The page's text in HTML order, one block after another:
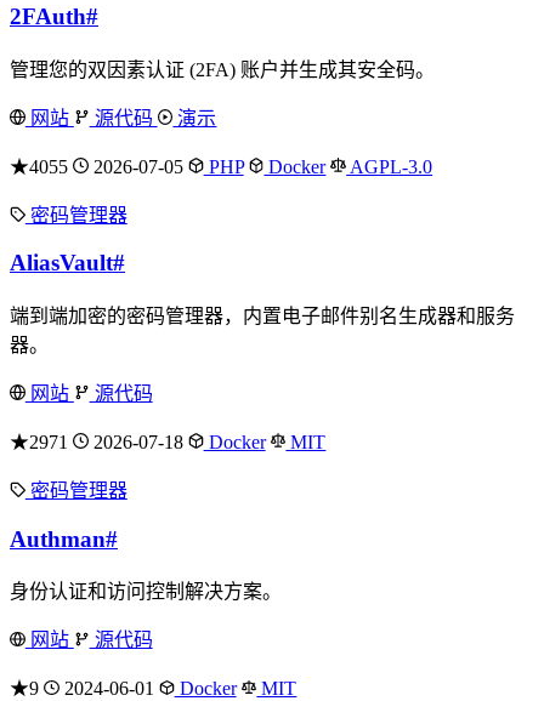
2FAuth#
管理您的双因素认证 (2FA) 账户并生成其安全码。
网站 源代码 演示
★4055 2026-07-05 PHP Docker AGPL-3.0
密码管理器
AliasVault#
端到端加密的密码管理器，内置电子邮件别名生成器和服务
器。
网站 源代码
★2971 2026-07-18 Docker MIT
密码管理器
Authman#
身份认证和访问控制解决方案。
网站 源代码
★9 2024-06-01 Docker MIT